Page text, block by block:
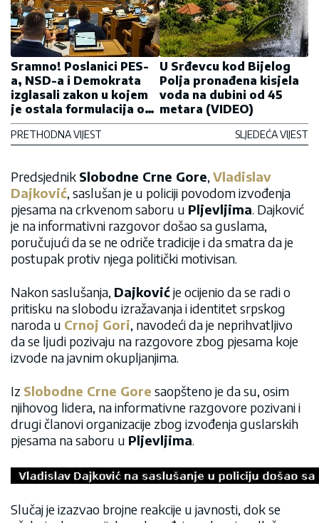
Sramno! Poslanici PES-
a, NSD-a i Demokrata
izglasali zakon u kojem
je ostala formulacija o
„nasilnoj aneksiji“ 1918.
godine
PRETHODNA VIJEST
U Srđevcu kod Bijelog
Polja pronađena kisjela
voda na dubini od 45
metara (VIDEO)
SLJEDEĆA VIJEST
Predsjednik Slobodne Crne Gore, Vladislav
Dajković, saslušan je u policiji povodom izvođenja
pjesama na crkvenom saboru u Pljevljima. Dajković
je na informativni razgovor došao sa guslama,
poručujući da se ne odriče tradicije i da smatra da je
postupak protiv njega politički motivisan.
Nakon saslušanja, Dajkovićje ocijenio da se radi o
pritisku na slobodu izražavanja i identitet srpskog
naroda u Crnoj Gori, navodeći da je neprihvatljivo
da se ljudi pozivaju na razgovore zbog pjesama koje
izvode na javnim okupljanjima.
Iz Slobodne Crne Gore saopšteno je da su, osim
njihovog lidera, na informativne razgovore pozivani i
drugi članovi organizacije zbog izvođenja guslarskih
pjesama na saboru u Pljevljima.
Slučaj je izazvao brojne reakcije u javnosti, dok se